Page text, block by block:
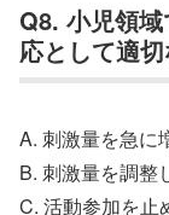
Q8. 小児領
応として適
A. 刺激量を急に
B. 刺激量を調整
C. 活動参加を止